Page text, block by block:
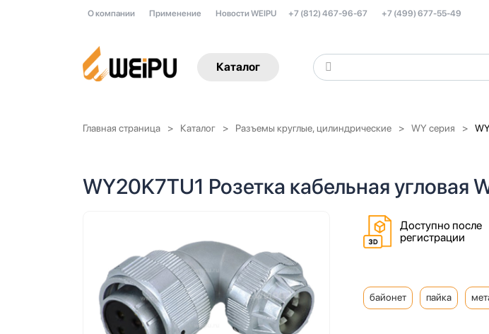
О компании Применение Новости WEIPU +7 (812) 467-96-67 +7 (499) 677-55-49
Каталог
Главная страница Каталог Разъемы круглые, цилиндрические WY серия
WY20K7TU1 Розетка кабельная угловая
Доступно после
регистрации
байонет пайка